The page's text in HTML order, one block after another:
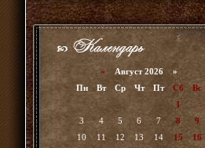
« Август 2026 »
Пн
Вт Ср Чт Пт Сб
Вс
1
2
3
4 5 6 7 8
9
10
11 12 13 14 15
16